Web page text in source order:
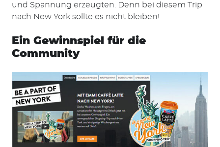
und Spannung erzeugten. Denn bei diesem Trip
nach New York sollte es nicht bleiben!
Ein Gewinnspiel für die
Community